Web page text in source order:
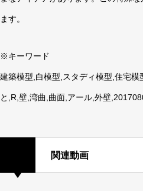
ます。
※キーワード
建築模型,白模型,スタディ模型,住宅
と,R,壁,湾曲,曲面,アール,外壁
関連動画